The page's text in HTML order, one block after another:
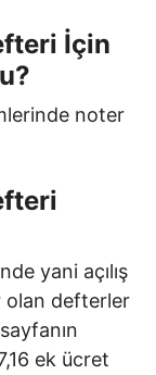
İçin
noter
yani açılış
olan defterler
ek ücret